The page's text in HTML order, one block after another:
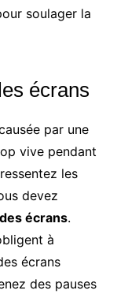
soulager la
écrans
par une
vive pendant
les
devez
écrans.
à
écrans
des pauses